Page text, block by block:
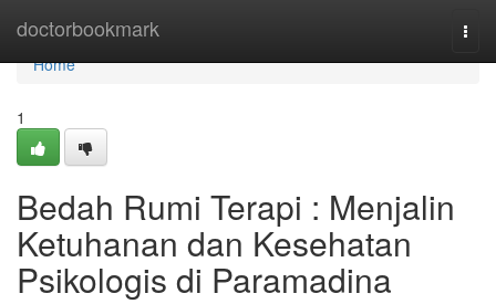
doctorbookmark
Home
Home
1
Bedah Rumi Terapi : Menjalin
Ketuhanan dan Kesehatan
Psikologis di Paramadina